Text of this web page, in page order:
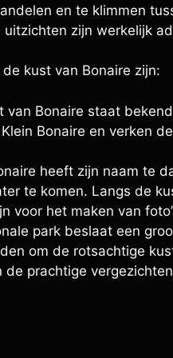
en te klimmen
zijn werkelijk
kust van Bonaire zijn:
Bonaire staat
Bonaire en verken
heeft zijn naam te
te komen. Langs de
voor het maken van
park beslaat een
om de rotsachtige
prachtige